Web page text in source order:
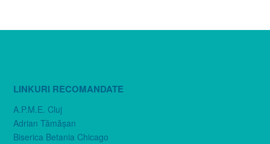
LINKURI RECOMANDATE
A.P.M.E. Cluj
Adrian Tămăşan
Biserica Betania Chicago